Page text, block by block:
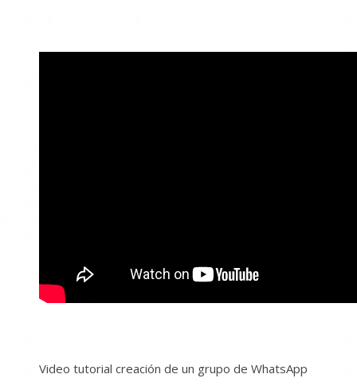
Video tutorial creación de un grupo de WhatsApp